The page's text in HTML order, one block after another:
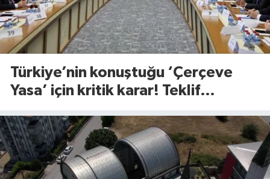
Türkiye’nin konuştuğu ‘Çerçeve
Yasa’ için kritik karar! Teklif